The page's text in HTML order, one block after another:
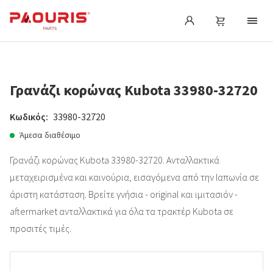
Γρανάζι κορώνας Kubota 33980-32720
Κωδικός: 33980-32720
Άμεσα διαθέσιμο
Γρανάζι κορώνας Kubota 33980-32720. Ανταλλακτικά
μεταχειρισμένα και καινούρια, εισαγόμενα από την Ιαπωνία σε
άριστη κατάσταση. Βρείτε γνήσια - original και ιμιτασιόν -
aftermarket ανταλλακτικά για όλα τα τρακτέρ Kubota σε
προσιτές τιμές.